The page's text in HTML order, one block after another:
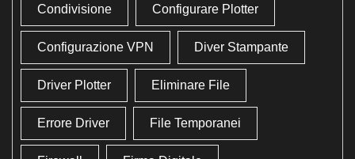
Condivisione Configurare Plotter
Configurazione VPN Diver Stampante
Driver Plotter Eliminare File
Errore Driver File Temporanei